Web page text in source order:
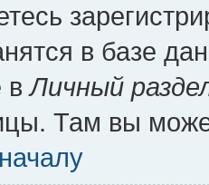
в базе
вЛичный
Там вы